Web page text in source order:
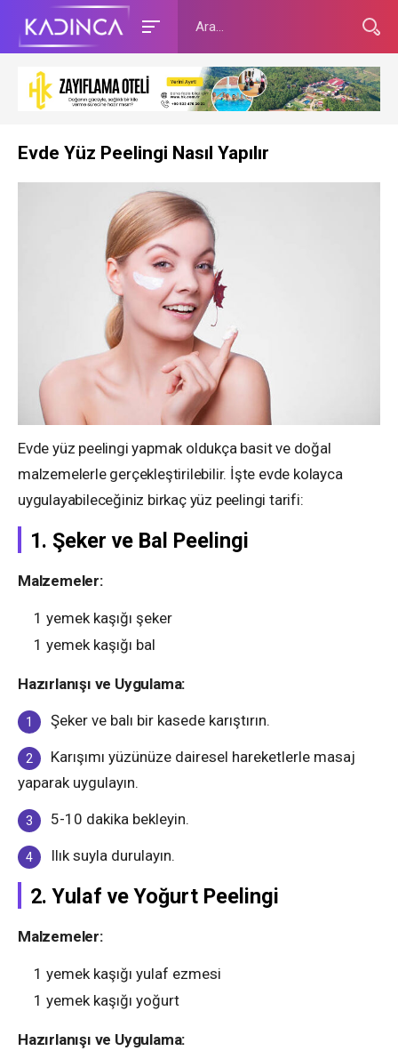
Evde Yüz Peelingi Nasıl Yapılır
Evde yüz peelingi yapmak oldukça basit ve doğal
malzemelerle gerçekleştirilebilir. İşte evde kolayca
uygulayabileceğiniz birkaç yüz peelingi tarifi:
1. Şeker ve Bal Peelingi
Malzemeler:
1 yemek kaşığı şeker
1 yemek kaşığı bal
Hazırlanışı ve Uygulama:
Şeker ve balı bir kasede karıştırın.
Karışımı yüzünüze dairesel hareketlerle masaj
yaparak uygulayın.
5-10 dakika bekleyin.
Ilık suyla durulayın.
2. Yulaf ve Yoğurt Peelingi
Malzemeler:
1 yemek kaşığı yulaf ezmesi
1 yemek kaşığı yoğurt
Hazırlanışı ve Uygulama: